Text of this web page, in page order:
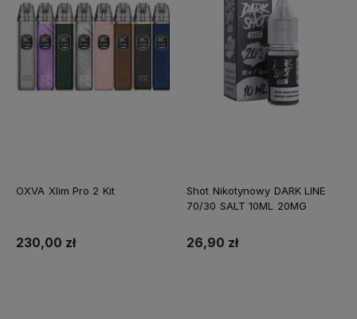
OXVA Xlim Pro 2 Kit
230,00 zł
Shot Nikotynowy DARK LINE
70/30 SALT 10ML 20MG
26,90 zł